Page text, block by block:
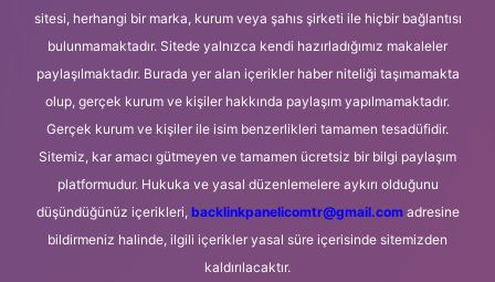
sitesi, herhangi bir marka, kurum veya şahıs şirketi ile hiçbir bağlantısı
bulunmamaktadır. Sitede yalnızca kendi hazırladığımız makaleler
paylaşılmaktadır. Burada yer alan içerikler haber niteliği taşımamakta
olup, gerçek kurum ve kişiler hakkında paylaşım yapılmamaktadır.
Gerçek kurum ve kişiler ile isim benzerlikleri tamamen tesadüfidir.
Sitemiz, kar amacı gütmeyen ve tamamen ücretsiz bir bilgi paylaşım
platformudur. Hukuka ve yasal düzenlemelere aykırı olduğunu
düşündüğünüz içerikleri, backlinkpanelicomtr@gmail.comadresine
bildirmeniz halinde, ilgili içerikler yasal süre içerisinde sitemizden
kaldırılacaktır.